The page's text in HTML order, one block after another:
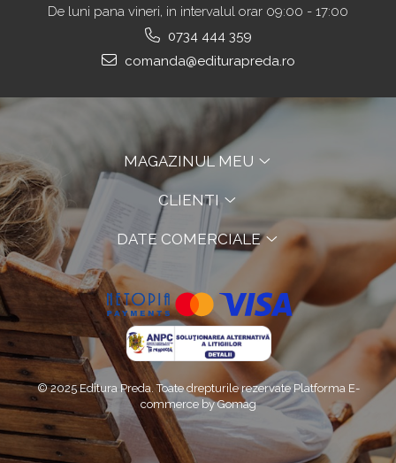
De luni pana vineri, in intervalul orar 09:00 - 17:00
0734 444 359
comanda@editurapreda.ro
MAGAZINUL MEU
CLIENTI
DATE COMERCIALE
© 2025 Editura Preda. Toate drepturile rezervatePlatforma E-
commerce by Gomag